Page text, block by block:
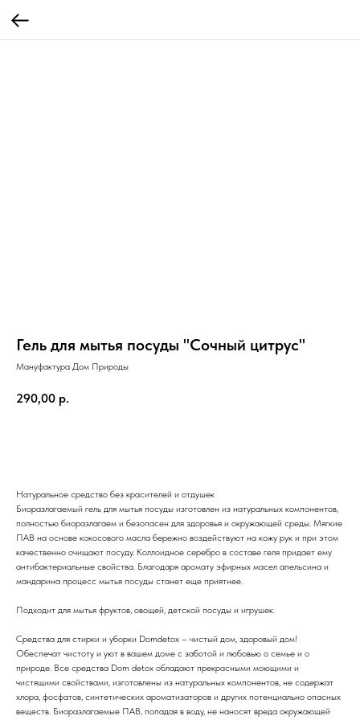
Гель для мытья посуды "Сочный цитрус"
Мануфактура Дом Природы
290,00 р.
Натуральное средство без красителей и отдушек
Биоразлагаемый гель для мытья посуды изготовлен из натуральных компонентов,
полностью биоразлагаем и безопасен для здоровья и окружающей среды. Мягкие
ПАВ на основе кокосового масла бережно воздействуют на кожу рук и при этом
качественно очищают посуду. Коллоидное серебро в составе геля придает ему
антибактериальные свойства. Благодаря аромату эфирных масел апельсина и
мандарина процесс мытья посуды станет еще приятнее.
Подходит для мытья фруктов, овощей, детской посуды и игрушек.
Средства для стирки и уборки Domdetox – чистый дом, здоровый дом!
Обеспечат чистоту и уют в вашем доме с заботой и любовью о семье и о
природе. Все средства Dom detox обладают прекрасными моющими и
чистящими свойствами, изготовлены из натуральных компонентов, не содержат
хлора, фосфатов, синтетических ароматизаторов и других потенциально опасных
веществ. Биоразлагаемые ПАВ, попадая в воду, не наносят вреда окружающей